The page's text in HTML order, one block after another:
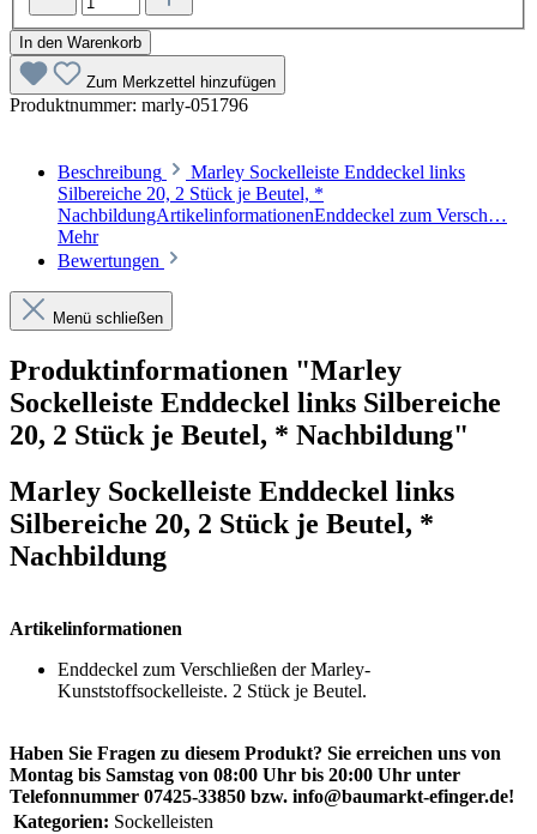
In den Warenkorb
Zum Merkzettel hinzufügen
Produktnummer: marly-051796
Beschreibung
Marley Sockelleiste Enddeckel links
Silbereiche 20, 2 Stück je Beutel, *
NachbildungArtikelinformationenEnddeckel zum Versch…
Mehr
Bewertungen
Menü schließen
Produktinformationen "Marley
Sockelleiste Enddeckel links Silbereiche
20, 2 Stück je Beutel, * Nachbildung"
Marley Sockelleiste Enddeckel links
Silbereiche 20, 2 Stück je Beutel, *
Nachbildung
Artikelinformationen
Enddeckel zum Verschließen der Marley-
Kunststoffsockelleiste. 2 Stück je Beutel.
Haben Sie Fragen zu diesem Produkt? Sie erreichen uns von
Montag bis Samstag von 08:00 Uhr bis 20:00 Uhr unter
Telefonnummer 07425-33850 bzw. info@baumarkt-efinger.de!
Kategorien: Sockelleisten